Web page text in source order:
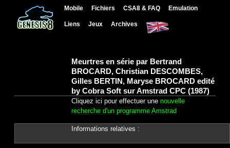
Mobile Fichiers CSA8 & FAQ Emulation
Liens Jeux Archives
Meurtres en série par Bertrand
BROCARD, Christian DESCOMBES,
Gilles BERTIN, Maryse BROCARD edité
by Cobra Soft sur Amstrad CPC (1987)
Cliquez ici pour effectuer une nouvelle
recherche d'un programme Amstrad
Informations relatives :